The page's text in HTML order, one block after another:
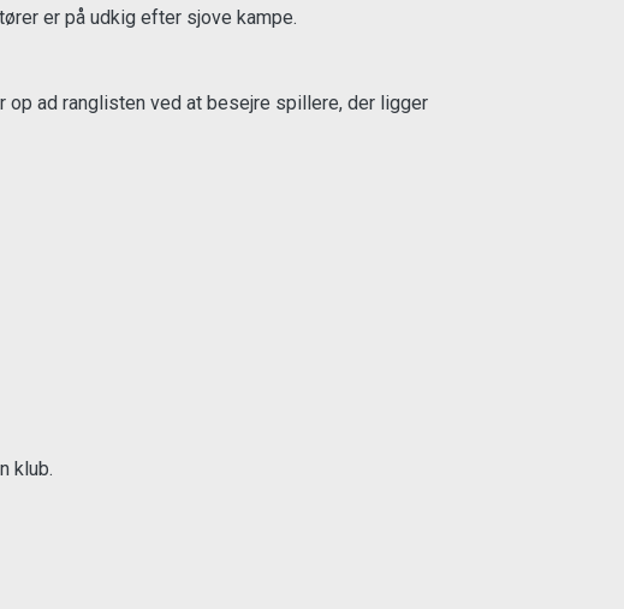
er på udkig efter sjove kampe.
op ad ranglisten ved at besejre spillere, der ligger
klub.